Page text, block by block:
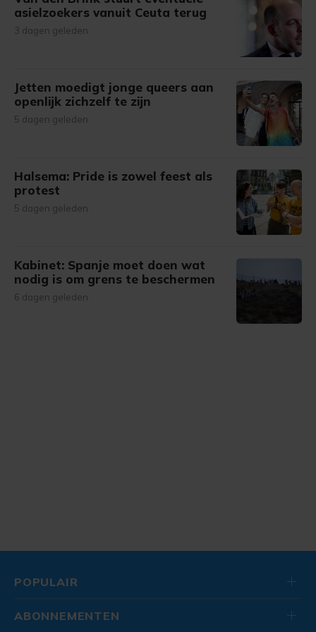
asielzoekers vanuit Ceuta terug
3 dagen geleden
Jetten moedigt jonge queers aan
openlijk zichzelf te zijn
5 dagen geleden
Halsema: Pride is zowel feest als
protest
5 dagen geleden
Kabinet: Spanje moet doen wat
nodig is om grens te beschermen
6 dagen geleden
POPULAIR
ABONNEMENTEN